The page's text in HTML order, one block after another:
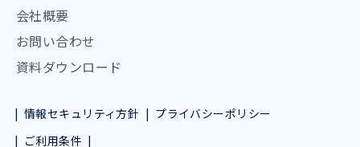
会社概要
お問い合わせ
資料ダウンロード
情報セキュリティ方針
プライバシーポリシー
ご利用条件